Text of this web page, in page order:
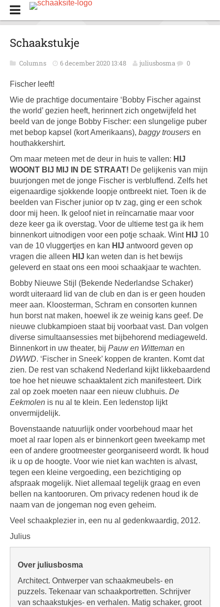
Schaakstukje
Columns 6 december 2020 13:48 juliusbosma 0
Fischer leeft!
Wie de prachtige documentaire ‘Bobby Fischer against
the world’ gezien heeft, herinnert zich ongetwijfeld het
beeld van de jonge Bobby Fischer: een slungelige puber
met bebop kapsel (kort Amerikaans), baggy trousers en
houthakkershirt.
Om maar meteen met de deur in huis te vallen: HIJ
WOONT BIJ MIJ IN DE STRAAT! De gelijkenis van mijn
buurjongen met de jonge Fischer is verbluffend. Zelfs het
eigenaardige sjokkende loopje ontbreekt niet. Toen ik de
beelden van Fischer junior op tv zag, ging er een schok
door mij heen. Ik geloof niet in reïncarnatie maar voor
deze keer ga ik overstag. Voor de ultieme test ga ik hem
binnenkort uitnodigen voor een potje schaak. Wint HIJ 10
van de 10 vluggertjes en kan HIJ antwoord geven op
vragen die alleen HIJ kan weten dan is het bewijs
geleverd en staat ons een mooi schaakjaar te wachten.
Bobby Nieuwe Stijl (Bekende Nederlandse Schaker)
wordt uiteraard lid van de club en dan is er geen houden
meer aan. Kloosterman, Schram en consorten kunnen
hun borst nat maken, hoewel ik ze weinig kans geef. De
nieuwe clubkampioen staat bij voorbaat vast. Dan volgen
diverse simultaansessies met bijbehorend mediageweld.
Binnenkort in uw theater, bij Pauw en Witteman en
DWWD. ‘Fischer in Sneek’ koppen de kranten. Komt dat
zien. De rest van schakend Nederland kijkt likkebaardend
toe hoe het nieuwe schaaktalent zich manifesteert. Dirk
zal op zoek moeten naar een nieuw clubhuis. De
Eekmolen is nu al te klein. Een ledenstop lijkt
onvermijdelijk.
Bovenstaande natuurlijk onder voorbehoud maar het
moet al raar lopen als er binnenkort geen tweekamp met
een of andere grootmeester georganiseerd wordt. Ik houd
ik u op de hoogte. Voor wie niet kan wachten is alvast,
tegen een kleine vergoeding, een bezichtiging op
afspraak mogelijk. Niet allemaal tegelijk graag en even
bellen na kantooruren. Om privacy redenen houd ik de
naam van de jongeman nog even geheim.
Veel schaakplezier in, een nu al gedenkwaardig, 2012.
Julius
Over juliusbosma
Architect. Ontwerper van schaakmeubels- en
puzzels. Tekenaar van schaakportretten. Schrijver
van schaakstukjes- en verhalen. Matig schaker, groot